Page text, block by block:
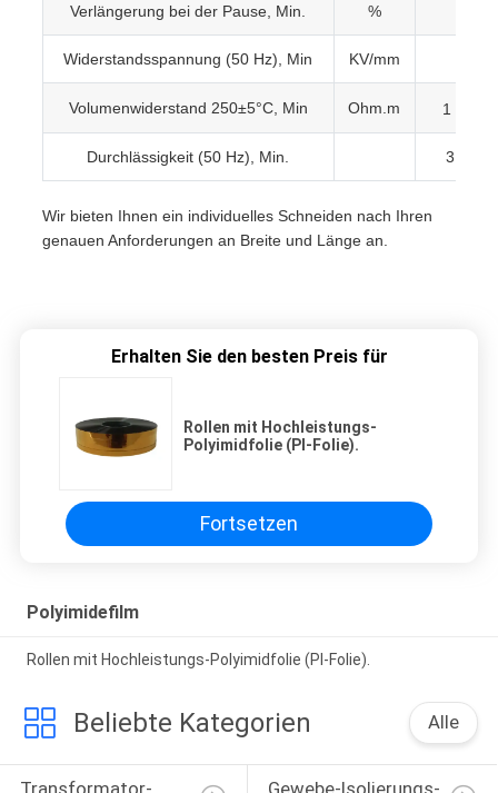
Verlängerung bei der Pause, Min. %
Widerstandsspannung (50 Hz), Min KV/mm
Volumenwiderstand 250±5°C, Min Ohm.m 1 x 10
Durchlässigkeit (50 Hz), Min. 3.1-3.9
Wir bieten Ihnen ein individuelles Schneiden nach Ihren
genauen Anforderungen an Breite und Länge an.
Erhalten Sie den besten Preis für
Rollen mit Hochleistungs-
Polyimidfolie (PI-Folie).
Fortsetzen
Polyimidefilm
Rollen mit Hochleistungs-Polyimidfolie (PI-Folie).
Beliebte Kategorien Alle
Transformator- Gewebe-Isolierungs-